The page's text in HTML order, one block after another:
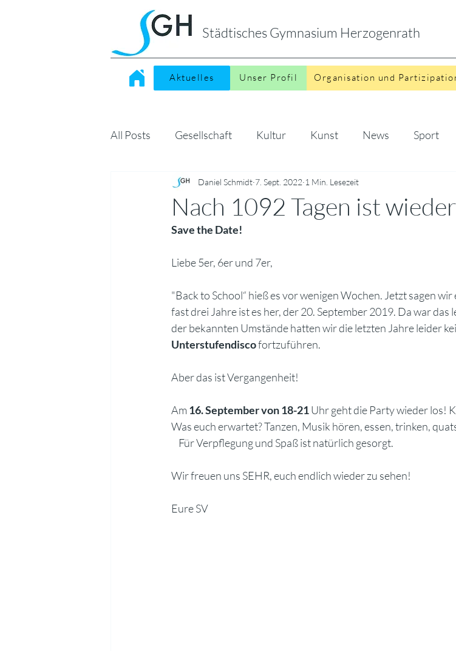
Städtisches Gymnasium Herzogenrath
Aktuelles Unser Profil Organisation und
All Posts Gesellschaft Kultur Kunst News Sport
Sonstiges MINT Kino
Nach 1092 Tagen ist
Daniel Schmidt 7. Sept. 2022 1 Min. Lesezeit
Save the Date!
Liebe 5er, 6er und 7er,
"Back to School“ hieß es vor wenigen Wochen. Jetzt sagen wir
fast drei Jahre ist es her, der 20. September 2019. Da war das
der bekannten Umstände hatten wir die letzten Jahre leider
Unterstufendisco fortzuführen.
Aber das ist Vergangenheit!
Am 16. September von 18-21 Uhr geht die Party wieder los!
Was euch erwartet? Tanzen, Musik hören, essen,
    Für Verpflegung und Spaß ist natürlich gesorgt.
Wir freuen uns SEHR, euch endlich wieder zu sehen!
Eure SV